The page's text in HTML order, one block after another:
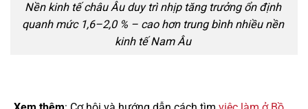
Nền kinh tế châu Âu duy trì nhịp tăng trưởng ổn định
quanh mức 1,6–2,0 % – cao hơn trung bình nhiều nền
kinh tế Nam Âu